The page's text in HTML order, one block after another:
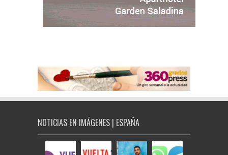
NOTICIAS EN IMÁGENES | ESPAÑA